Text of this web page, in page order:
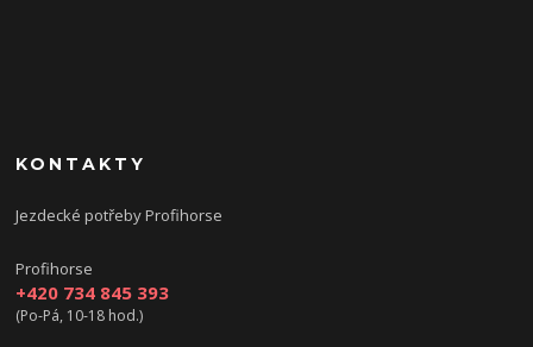
KONTAKTY
Jezdecké potřeby Profihorse
Profihorse
+420 734 845 393
(Po-Pá, 10-18 hod.)